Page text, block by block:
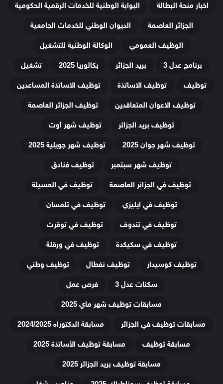
اخبار منحة البطالة
البوابة الوطنية للخدمات الرقمية الحكومية
الجزائر العاصمة
الديوان الوطني للخدمات الجامعية
الوظيف العمومي
الوكالة الوطنية للتشغيل
برنامج عدل 3
بريد الجزائر بكالوريا 2025
تشغيل
توظيف
توظيف الاساتذة
توظيف الاساتذة المساعدين
توظيف الاعوان المتعاقدين
توظيف الجزائر العاصمة
توظيف بريد الجزائر
توظيف شهر أوت
توظيف شهر جوان 2025
توظيف شهر جويلية 2025
توظيف شهر سبتمبر
توظيف فنادق
توظيف في الجزائر العاصمة
توظيف في المسيلة
توظيف في ايليزي
توظيف في تلمسان
توظيف في تندوف
توظيف في توقرت
توظيف في سكيكدة
توظيف في ورقلة
توظيف كوسيدار
توظيف نفطال
توظيف وطني
سكنات عدل 3
فرص عمل
مسابقات توظيف شهر ماي 2025
مسابقات توظيف في الجزائر
مسابقة الدكتوراه 2024/2025
مسابقة توظيف
مسابقة توظيف الأساتذة 2025
مسابقة توظيف بريد الجزائر 2025